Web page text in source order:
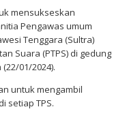
mensukseskan
Pengawas umum
Tenggara (Sultra)
Suara (PTPS) di gedung
01/2024).
untuk mengambil
setiap TPS.